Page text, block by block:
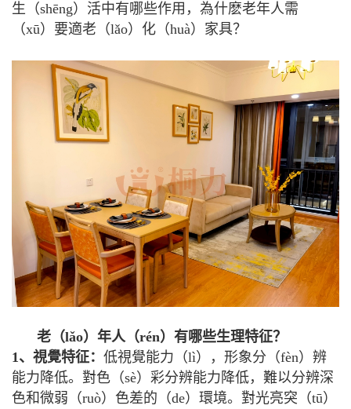
生（shēng）活中有哪些作用，為什麽老年人需
（xū）要適老（lǎo）化（huà）家具？
老（lǎo）年人（rén）有哪些生理特征？
1、視覺特征： 低視覺能力（lì），形象分（fèn）辨
能力降低。對色（sè）彩分辨能力降低，難以分辨深
色和微弱（ruò）色差的（de）環境。對光亮突（tū）